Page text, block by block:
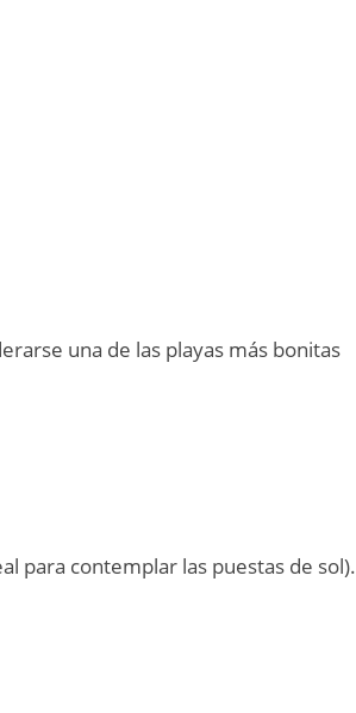
una de las playas más bonitas
para contemplar las puestas de sol).